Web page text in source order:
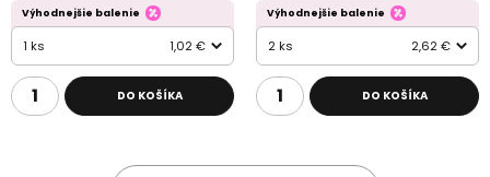
Výhodnejšie balenie
1 ks 1,02 €
DO KOŠÍKA
Výhodnejšie balenie
2 ks 2,62 €
DO KOŠÍKA